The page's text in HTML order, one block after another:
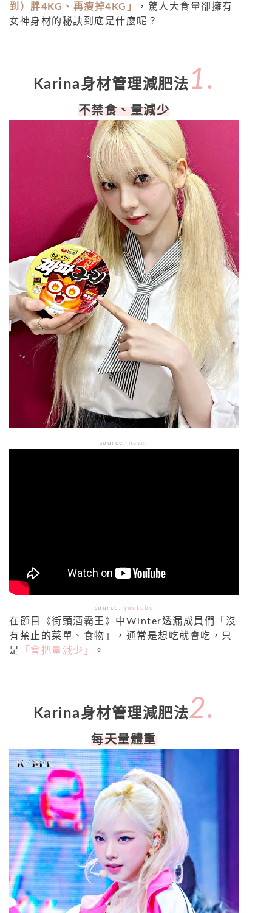
到）胖4KG、再瘦掉4KG」
，驚人大食量卻擁有
女神身材的秘訣到底是什麼呢？
Karina身材管理減肥法 1.
不禁食、量減少
source: naver
source: youtube
在節目《街頭酒霸王》中Winter透漏成員們「沒
有禁止的菜單、食物」，通常是想吃就會吃，只
是
「會把量減少」 。
Karina身材管理減肥法2.
每天量體重